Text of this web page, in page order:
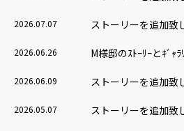
2026.07.07 ストーリーを追加致
2026.06.26 M様邸のｽﾄｰﾘｰとｷﾞｬ
2026.06.09 ストーリーを追加致
2026.05.07 ストーリーを追加致